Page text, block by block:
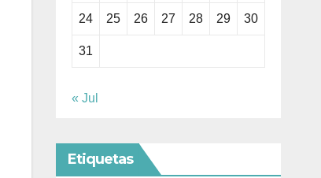
24 25 26 27 28 29 30
31
« Jul
Etiquetas